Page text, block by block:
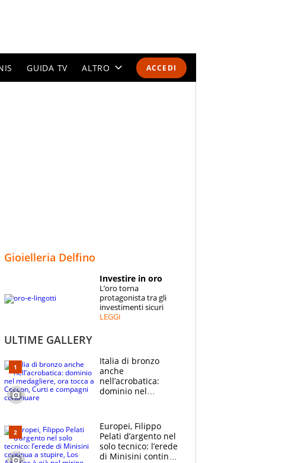
ACCEDI
GUIDA TV ALTRO
SPECIALI
Gioielleria Delfino
Investire in oro
L’oro torna
protagonista tra gli
investimenti sicuri
LEGGI
ULTIME GALLERY
Italia di bronzo
anche
nell’acrobatica:
dominio nel
e compagni
continuare
Europei, Filippo
Pelati d’argento nel
solo tecnico: l’erede
di Minisini continua